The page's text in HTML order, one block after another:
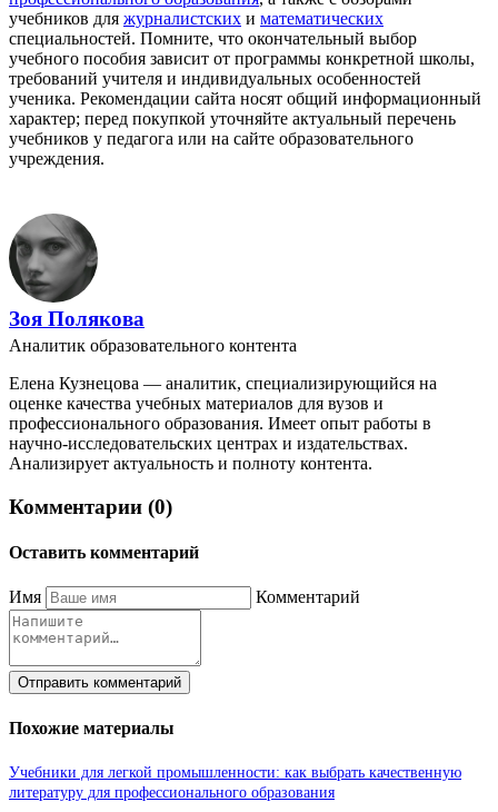
учебников для журналистских и математических
специальностей. Помните, что окончательный выбор
учебного пособия зависит от программы конкретной школы,
требований учителя и индивидуальных особенностей
ученика. Рекомендации сайта носят общий информационный
характер; перед покупкой уточняйте актуальный перечень
учебников у педагога или на сайте образовательного
учреждения.
Зоя Полякова
Аналитик образовательного контента
Елена Кузнецова — аналитик, специализирующийся на
оценке качества учебных материалов для вузов и
профессионального образования. Имеет опыт работы в
научно-исследовательских центрах и издательствах.
Анализирует актуальность и полноту контента.
Комментарии (0)
Оставить комментарий
Имя Комментарий
Отправить комментарий
Похожие материалы
Учебники для легкой промышленности: как выбрать качественную
литературу для профессионального образования